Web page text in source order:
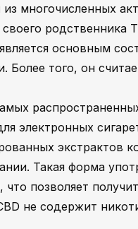
из многочисленных
родственника
основным
Более того, он
электронных
экстрактов
Такая форма
что позволяет
не содержит